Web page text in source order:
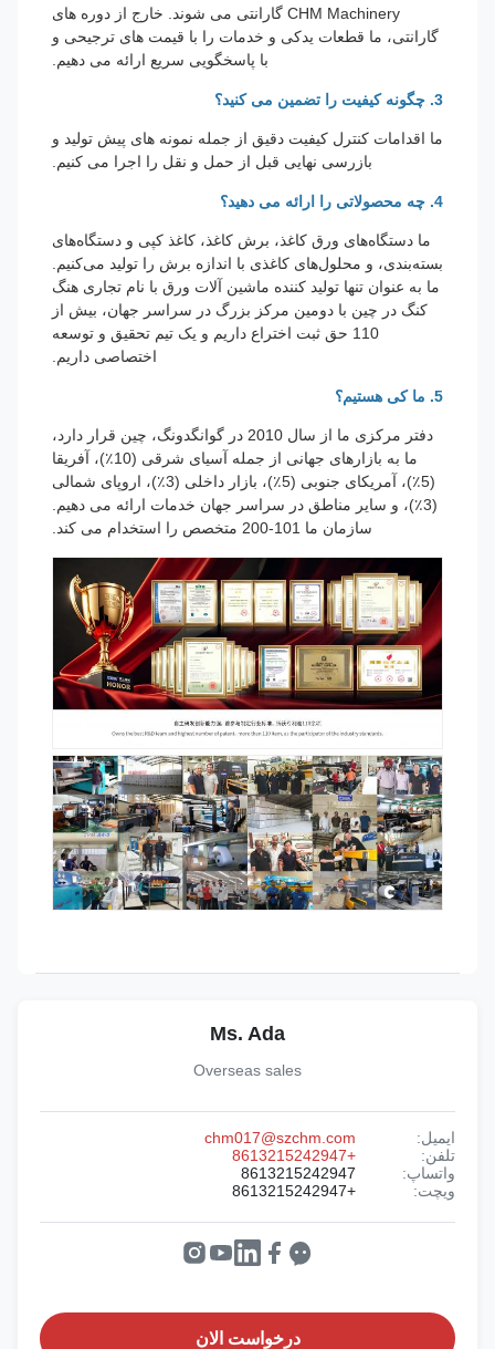
CHM Machinery گارانتی می شوند. خارج از دوره های
گارانتی، ما قطعات یدکی و خدمات را با قیمت های ترجیحی و
با پاسخگویی سریع ارائه می دهیم.
ما اقدامات کنترل کیفیت دقیق از جمله نمونه های پیش تولید و
بازرسی نهایی قبل از حمل و نقل را اجرا می کنیم.
ما دستگاه‌های ورق کاغذ، برش کاغذ، کاغذ کپی و دستگاه‌های
بسته‌بندی، و محلول‌های کاغذی با اندازه برش را تولید می‌کنیم.
ما به عنوان تنها تولید کننده ماشین آلات ورق با نام تجاری هنگ
کنگ در چین با دومین مرکز بزرگ در سراسر جهان، بیش از
110 حق ثبت اختراع داریم و یک تیم تحقیق و توسعه
اختصاصی داریم.
دفتر مرکزی ما از سال 2010 در گوانگدونگ، چین قرار دارد،
ما به بازارهای جهانی از جمله آسیای شرقی (10٪)، آفریقا
(5٪)، آمریکای جنوبی (5٪)، بازار داخلی (3٪)، اروپای شمالی
(3٪)، و سایر مناطق در سراسر جهان خدمات ارائه می دهیم.
سازمان ما 101-200 متخصص را استخدام می کند.
Ms. Ada
Overseas sales
ایمیل:
chm017@szchm.com
واتساپ:
8613215242947
ویچت:
درخواست الان